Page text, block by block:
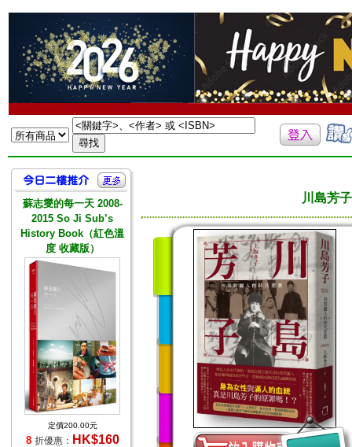
蘇志燮的每一天 2008-
2015 So Ji Sub’s
History Book（紅色溫
度 收藏版）
定價200.00元
8 折優惠： HK$160
川島芳